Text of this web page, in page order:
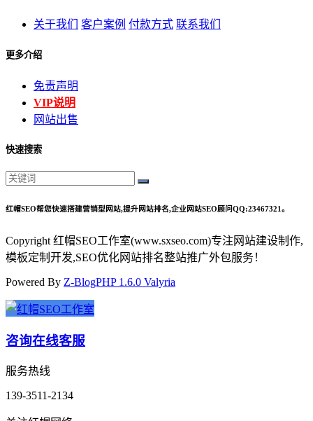
关于我们 客户案例 付款方式 联系我们
更多介绍
免责声明
VIP说明
网站出售
快速搜索
红帽SEO帮您快速搭建营销型网站,提升网站排名,企业网站SEO顾问QQ:23467321。
Copyright 红帽SEO工作室(www.sxseo.com)专注网站建设制作,
模板定制开发,SEO优化网站排名整站推广外包服务！
Powered By Z-BlogPHP 1.6.0 Valyria
咨询在线客服
服务热线
139-3511-2134